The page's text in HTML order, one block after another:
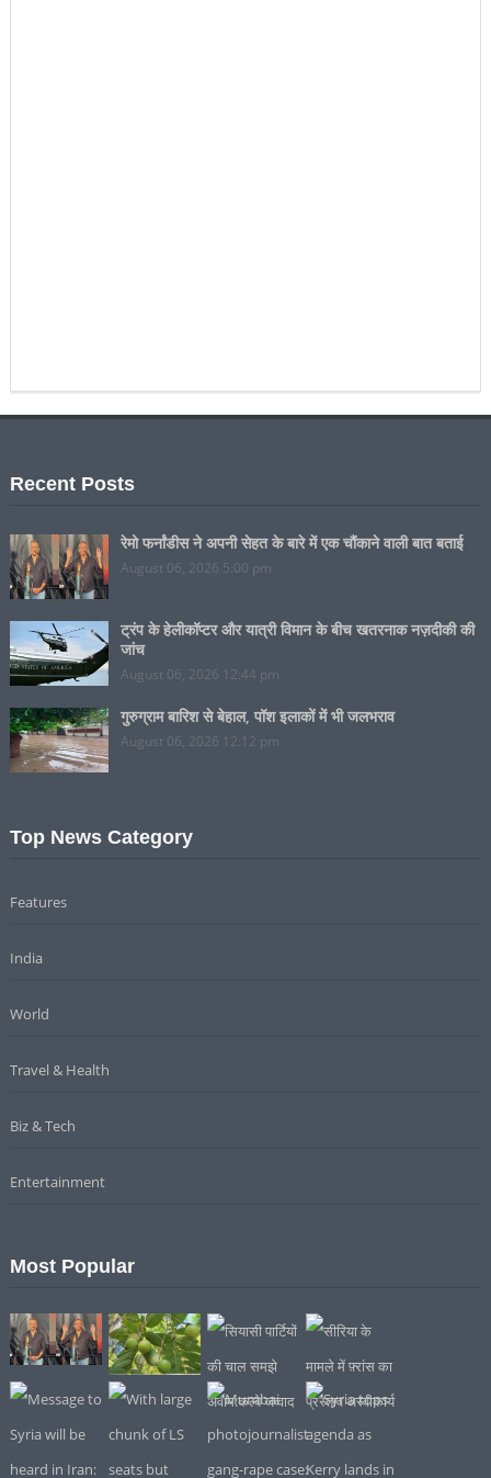
Recent Posts
रेमो फर्नांडीस ने अपनी सेहत के बारे में एक चौंकाने वाली बात बताई
August 06, 2026 5:00 pm
ट्रंप के हेलीकॉप्टर और यात्री विमान के बीच खतरनाक नज़दीकी की
जांच
August 06, 2026 12:44 pm
गुरुग्राम बारिश से बेहाल, पॉश इलाकों में भी जलभराव
August 06, 2026 12:12 pm
Top News Category
Features
India
World
Travel & Health
Biz & Tech
Entertainment
Most Popular